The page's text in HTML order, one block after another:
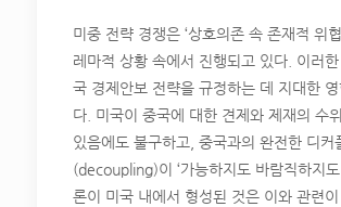
미중 전략 경쟁은 ‘상호의존 속 존재적 위
레마적 상황 속에서 진행되고 있다. 이러한
국 경제안보 전략을 규정하는 데 지대한
다. 미국이 중국에 대한 견제와 제재의 수
있음에도 불구하고, 중국과의 완전한 디커
(decoupling)이 ‘가능하지도 바람직하지도
론이 미국 내에서 형성된 것은 이와 관련이